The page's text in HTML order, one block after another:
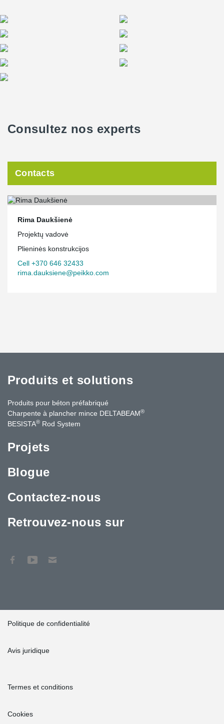
Consultez nos experts
Contacts
Rima Daukšienė
Projektų vadovė
Plieninės konstrukcijos
Cell +370 646 32433
rima.dauksiene@peikko.com
Produits et solutions
Produits pour béton préfabriqué
Charpente à plancher mince DELTABEAM®
BESISTA® Rod System
Projets
Blogue
Contactez-nous
Retrouvez-nous sur
Politique de confidentialité
Avis juridique
Termes et conditions
Cookies